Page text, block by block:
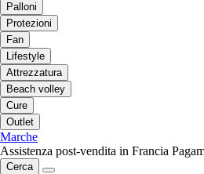
Palloni
Protezioni
Fan
Lifestyle
Attrezzatura
Beach volley
Cure
Outlet
Marche
Assistenza post-vendita in Francia
Cerca